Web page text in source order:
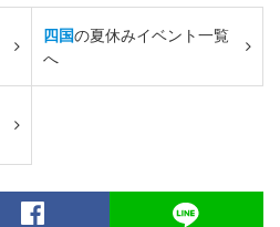
四国の夏休みイベント一覧
へ